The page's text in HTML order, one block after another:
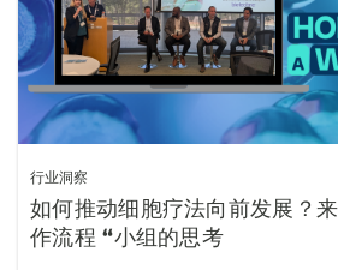
行业洞察
如何推动细胞疗法向前发展？
作流程 “小组的思考